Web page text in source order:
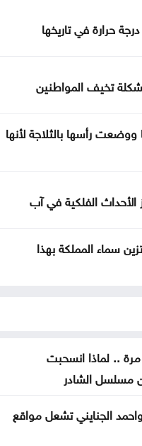
حرارة في تاريخها
تخيف المواطنين
رأسها بالثلاجة لأنها
الأحداث الفلكية في آب
سماء المملكة بهذا
.. لماذا انسحبت
الشادر
الجنايني تشعل مواقع